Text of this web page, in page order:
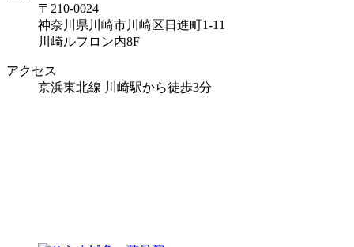
〒210-0024
神奈川県川崎市川崎区日進町1-11
川崎ルフロン内8F
アクセス
京浜東北線 川崎駅から徒歩3分